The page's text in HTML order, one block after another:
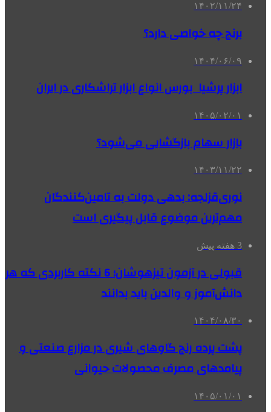
۱۴۰۲/۱۱/۲۴
برنج چه خواصی دارد؟
۱۴۰۴/۰۶/۰۹
ابزار پرشیا بورس انواع ابزار تراشکاری در ایران
۱۴۰۵/۰۲/۰۱
بازار سهام بازگشایی می‌شود؟
۱۴۰۳/۱۱/۲۲
نوری‌قزلجه: بدهی دولت به تامین‌کنندگان
مهم‌ترین موضوع قابل پیگیری است
3 هفته پیش
قبولی در آزمون تیزهوشان؛ 6 نکته کاربردی که هر
دانش‌آموز و والدین باید بدانند
۱۴۰۴/۰۸/۳۰
پشت پرده رنج گاوهای شیری در مزارع صنعتی و
پیامدهای مصرف محصولات حیوانی
۱۴۰۵/۰۱/۰۱